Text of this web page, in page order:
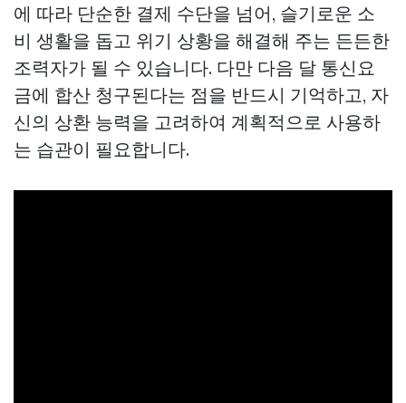
에 따라 단순한 결제 수단을 넘어, 슬기로운 소
비 생활을 돕고 위기 상황을 해결해 주는 든든한
조력자가 될 수 있습니다. 다만 다음 달 통신요
금에 합산 청구된다는 점을 반드시 기억하고, 자
신의 상환 능력을 고려하여 계획적으로 사용하
는 습관이 필요합니다.